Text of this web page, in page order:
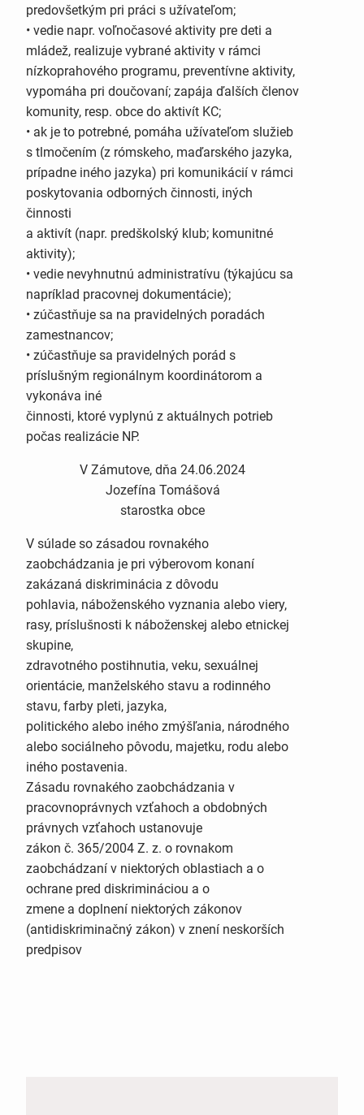
predovšetkým pri práci s užívateľom;
• vedie napr. voľnočasové aktivity pre deti a
mládež, realizuje vybrané aktivity v rámci
nízkoprahového programu, preventívne aktivity,
vypomáha pri doučovaní; zapája ďalších členov
komunity, resp. obce do aktivít KC;
• ak je to potrebné, pomáha užívateľom služieb
s tlmočením (z rómskeho, maďarského jazyka,
prípadne iného jazyka) pri komunikácií v rámci
poskytovania odborných činnosti, iných
činnosti
a aktivít (napr. predškolský klub; komunitné
aktivity);
• vedie nevyhnutnú administratívu (týkajúcu sa
napríklad pracovnej dokumentácie);
• zúčastňuje sa na pravidelných poradách
zamestnancov;
• zúčastňuje sa pravidelných porád s
príslušným regionálnym koordinátorom a
vykonáva iné
činnosti, ktoré vyplynú z aktuálnych potrieb
počas realizácie NP.
V Zámutove, dňa 24.06.2024
Jozefína Tomášová
starostka obce
V súlade so zásadou rovnakého
zaobchádzania je pri výberovom konaní
zakázaná diskriminácia z dôvodu
pohlavia, náboženského vyznania alebo viery,
rasy, príslušnosti k náboženskej alebo etnickej
skupine,
zdravotného postihnutia, veku, sexuálnej
orientácie, manželského stavu a rodinného
stavu, farby pleti, jazyka,
politického alebo iného zmýšľania, národného
alebo sociálneho pôvodu, majetku, rodu alebo
iného postavenia.
Zásadu rovnakého zaobchádzania v
pracovnoprávnych vzťahoch a obdobných
právnych vzťahoch ustanovuje
zákon č. 365/2004 Z. z. o rovnakom
zaobchádzaní v niektorých oblastiach a o
ochrane pred diskrimináciou a o
zmene a doplnení niektorých zákonov
(antidiskriminačný zákon) v znení neskorších
predpisov